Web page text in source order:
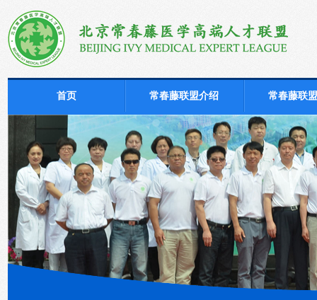
首页 常春藤联盟介绍 常春藤联